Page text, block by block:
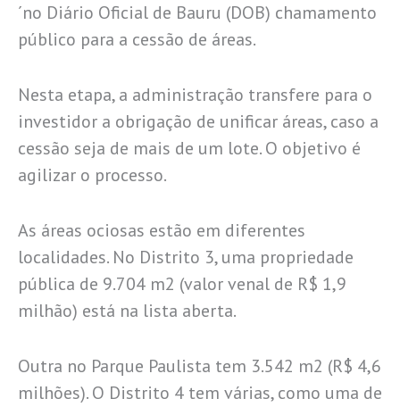
´no Diário Oficial de Bauru (DOB) chamamento
público para a cessão de áreas.
Nesta etapa, a administração transfere para o
investidor a obrigação de unificar áreas, caso a
cessão seja de mais de um lote. O objetivo é
agilizar o processo.
As áreas ociosas estão em diferentes
localidades. No Distrito 3, uma propriedade
pública de 9.704 m2 (valor venal de R$ 1,9
milhão) está na lista aberta.
Outra no Parque Paulista tem 3.542 m2 (R$ 4,6
milhões). O Distrito 4 tem várias, como uma de